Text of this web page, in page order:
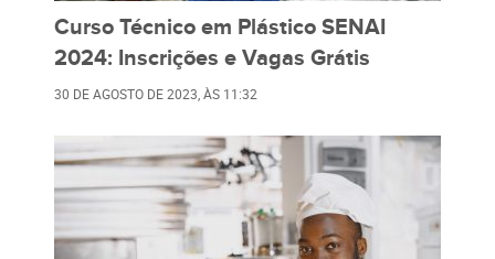
Curso Técnico em Plástico SENAI
2024: Inscrições e Vagas Grátis
30 DE AGOSTO DE 2023 , ÀS 11:32